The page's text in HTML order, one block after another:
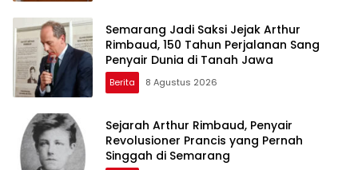
Semarang Jadi Saksi Jejak Arthur
Rimbaud, 150 Tahun Perjalanan Sang
Penyair Dunia di Tanah Jawa
Berita 8 Agustus 2026
Sejarah Arthur Rimbaud, Penyair
Revolusioner Prancis yang Pernah
Singgah di Semarang